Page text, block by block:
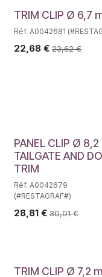
TRIM CLIP Ø 6,7
Réf. A0042681
22,68 € 23,62€
PANEL CLIP Ø
TAILGATE AND
TRIM
Réf. A0042679
(#RESTAGRAF#)
28,81 € 30,01€
TRIM CLIP Ø 7,2